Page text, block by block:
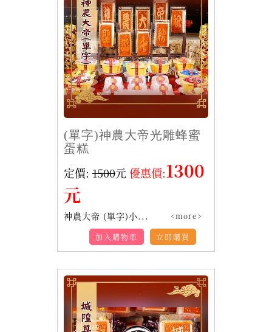
(單字)神農大帝光雕蜂蜜
蛋糕
定價: 1500元 優惠價:1300
元
神農大帝 (單字)小... <more>
立即購買
加入購物車